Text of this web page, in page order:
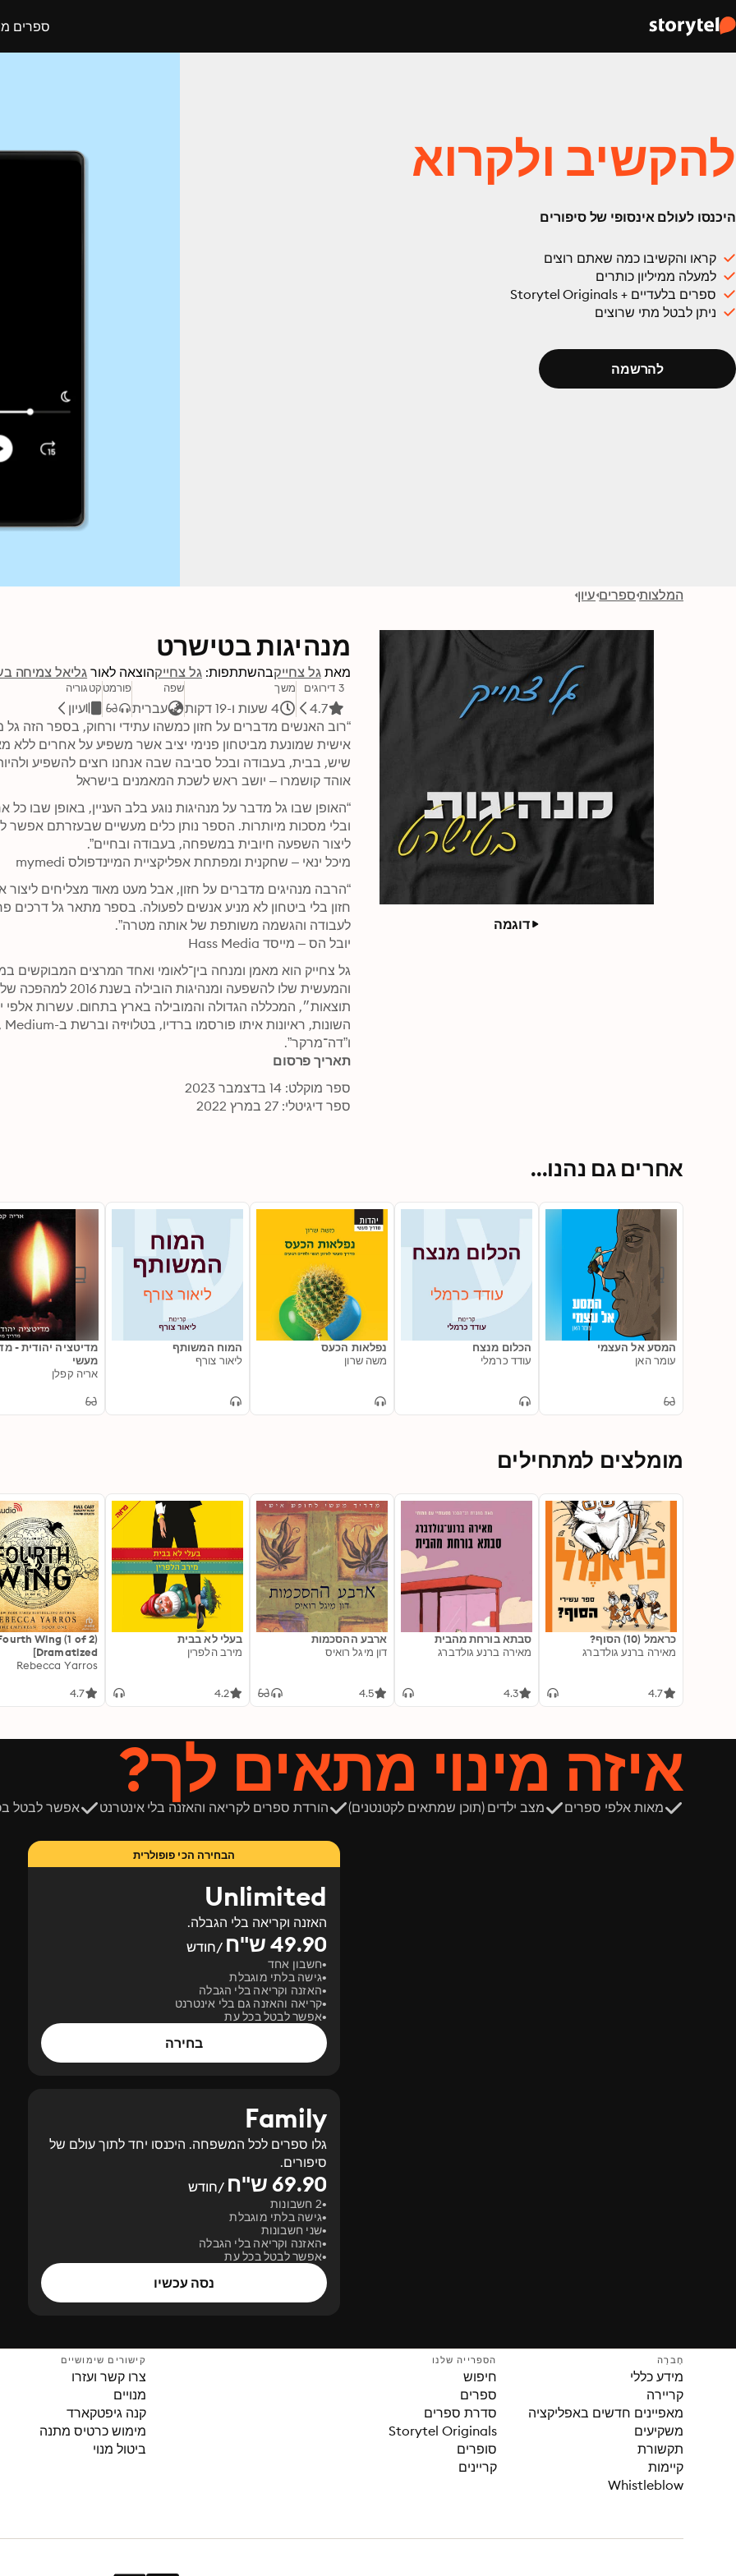
ספרים
להקשיב ולקרוא
היכנסו לעולם אינסופי של סיפורים
קראו והקשיבו כמה שאתם רוצים
למעלה ממיליון כותרים
ספרים בלעדיים + Storytel Originals
ניתן לבטל מתי שרוצים
להרשמה
המלצות ספרים עיון
דוגמה
מנהיגות בטישרט
מאת גל צחייקבהשתתפות: גל צחייקהוצאה לאור גליאל צמיחה
3 דירוגים
4.7
משך
4 שעות ו-19 דקות
שפה
עברית
פורמטקטגוריה
עיון
אוהד קושמרו – יושב ראש לשכת המאמנים בישראל
מיכל ינאי – שחקנית ומפתחת אפליקציית המיינדפולס mymedi
יובל הס – מייסד Hass Media
ו”דה־מרקר”.
תאריך פרסום
ספר מוקלט: 14 בדצמבר 2023
ספר דיגיטלי: 27 במרץ 2022
אחרים גם נהנו...
המסע אל העצמי
עומר האן
הכלום מנצח
עודד כרמלי
נפלאות הכעס
משה שרון
המוח המשותף
ליאור צורף
מדיטציה יהודית -
מעשי
אריה קפלן
מומלצים למתחילים
כראמל (10) הסוף?
מאירה ברנע גולדברג
4.7
סבתא בורחת מהבית
מאירה ברנע גולדברג
4.3
ארבע ההסכמות
דון מיגל רואיס
4.5
בעלי לא בבית
מירב הלפרין
4.2
Wing (1 of 2)
[Dramatized
Adaptation]: The
Rebecca Yarros
4.7
איזה מינוי מתאים לך?
מאות אלפי ספרים מצב ילדים (תוכן שמתאים לקטנטנים) הורדת ספרים לקריאה והאזנה בלי אינטרנט אפשר לבטל
הבחירה הכי פופולרית
Unlimited
האזנה וקריאה בלי הגבלה.
49.90 ש"ח /חודש
חשבון אחד
גישה בלתי מוגבלת
האזנה וקריאה בלי הגבלה
קריאה והאזנה גם בלי אינטרנט
אפשר לבטל בכל עת
בחירה
Family
גלו ספרים לכל המשפחה. היכנסו יחד לתוך עולם של
סיפורים.
69.90 ש"ח /חודש
2 חשבונות
גישה בלתי מוגבלת
שני חשבונות
האזנה וקריאה בלי הגבלה
אפשר לבטל בכל עת
נסה עכשיו
חֶברָה
מידע כללי
קריירה
מאפיינים חדשים באפליקציה
משקיעים
תקשורת
קיימות
Whistleblow
הספרייה שלנו
חיפוש
ספרים
סדרת ספרים
Storytel Originals
סופרים
קריינים
קישורים שימושיים
צרו קשר ועזרו
מנויים
קנה גיפטקארד
מימוש כרטיס מתנה
ביטול מנוי